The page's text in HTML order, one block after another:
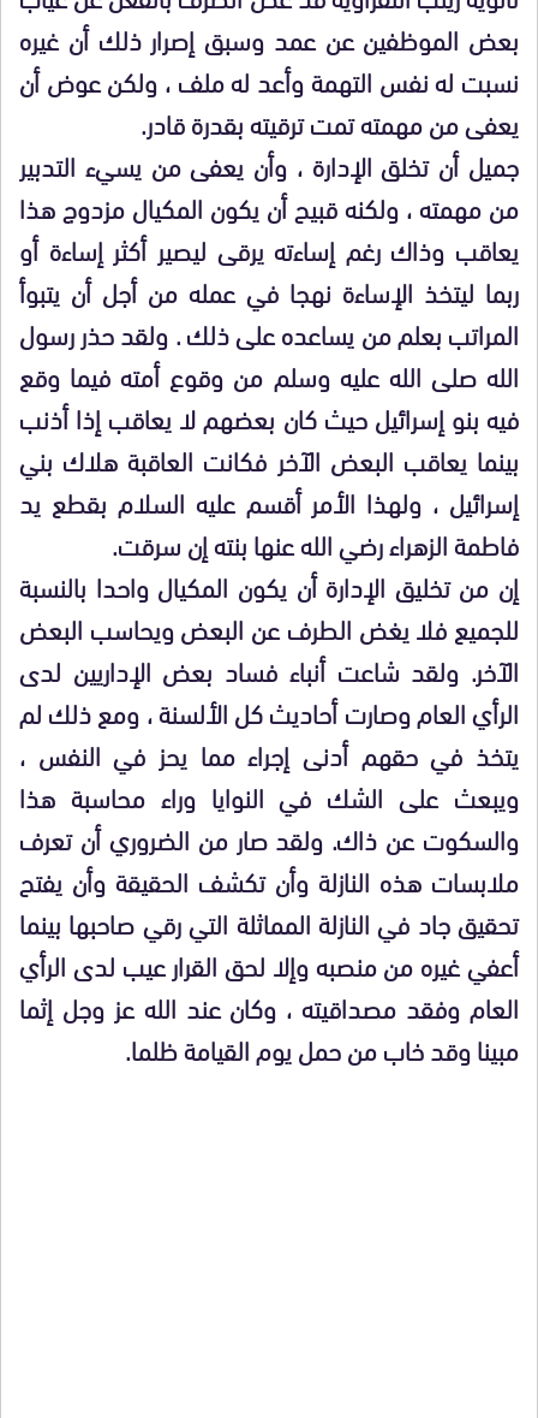
بعض الموظفين عن عمد وسبق إصرار ذلك أن غيره
نسبت له نفس التهمة وأعد له ملف ، ولكن عوض أن
يعفى من مهمته تمت ترقيته بقدرة قادر.
جميل أن تخلق الإدارة ، وأن يعفى من يسيء التدبير
من مهمته ، ولكنه قبيح أن يكون المكيال مزدوج هذا
يعاقب وذاك رغم إساءته يرقى ليصير أكثر إساءة أو
ربما ليتخذ الإساءة نهجا في عمله من أجل أن يتبوأ
المراتب بعلم من يساعده على ذلك . ولقد حذر رسول
الله صلى الله عليه وسلم من وقوع أمته فيما وقع
فيه بنو إسرائيل حيث كان بعضهم لا يعاقب إذا أذنب
بينما يعاقب البعض الآخر فكانت العاقبة هلاك بني
إسرائيل ، ولهذا الأمر أقسم عليه السلام بقطع يد
فاطمة الزهراء رضي الله عنها بنته إن سرقت.
إن من تخليق الإدارة أن يكون المكيال واحدا بالنسبة
للجميع فلا يغض الطرف عن البعض ويحاسب البعض
الآخر. ولقد شاعت أنباء فساد بعض الإداريين لدى
الرأي العام وصارت أحاديث كل الألسنة ، ومع ذلك لم
يتخذ في حقهم أدنى إجراء مما يحز في النفس ،
ويبعث على الشك في النوايا وراء محاسبة هذا
والسكوت عن ذاك. ولقد صار من الضروري أن تعرف
ملابسات هذه النازلة وأن تكشف الحقيقة وأن يفتح
تحقيق جاد في النازلة المماثلة التي رقي صاحبها بينما
أعفي غيره من منصبه وإلا لحق القرار عيب لدى الرأي
العام وفقد مصداقيته ، وكان عند الله عز وجل إثما
مبينا وقد خاب من حمل يوم القيامة ظلما.